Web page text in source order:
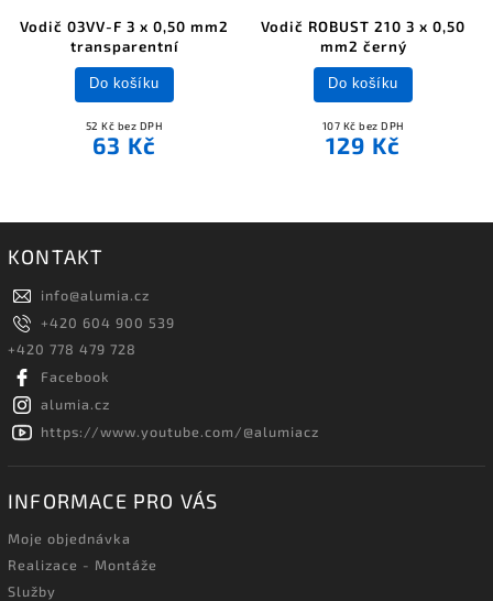
Vodič 03VV-F 3 x 0,50 mm2
transparentní
52 Kč bez DPH
63 Kč
Do košíku
Vodič ROBUST 210 3 x 0,50
mm2 černý
107 Kč bez DPH
129 Kč
Do košíku
KONTAKT
info@alumia.cz
+420 604 900 539
+420 778 479 728
Facebook
alumia.cz
https://www.youtube.com/@alumiacz
INFORMACE PRO VÁS
Moje objednávka
Realizace - Montáže
Služby